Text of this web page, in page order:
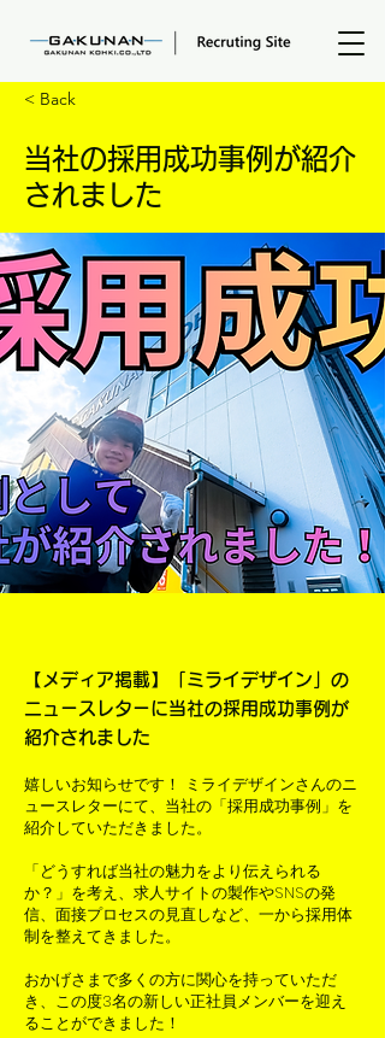
< Back
当社の採用成功事例が紹介
されました
【メディア掲載】「ミライデザイン」の
ニュースレターに当社の採用成功事例が
紹介されました
嬉しいお知らせです！ ミライデザインさんのニ
ュースレターにて、当社の「採用成功事例」を
紹介していただきました。
「どうすれば当社の魅力をより伝えられる
か？」を考え、求人サイトの製作やSNSの発
信、面接プロセスの見直しなど、一から採用体
制を整えてきました。
おかげさまで多くの方に関心を持っていただ
き、この度3名の新しい正社員メンバーを迎え
ることができました！